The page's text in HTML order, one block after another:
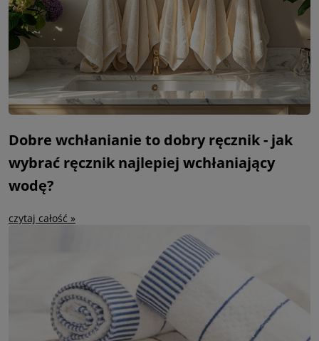
Dobre wchłanianie to dobry ręcznik - jak
wybrać ręcznik najlepiej wchłaniający
wodę?
czytaj całość »